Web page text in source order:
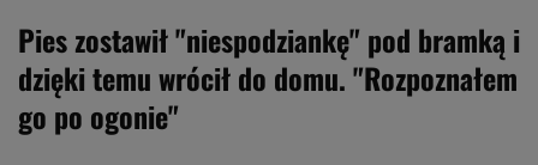
Pies zostawił "niespodziankę" pod bramką i
dzięki temu wrócił do domu. "Rozpoznałem
go po ogonie"